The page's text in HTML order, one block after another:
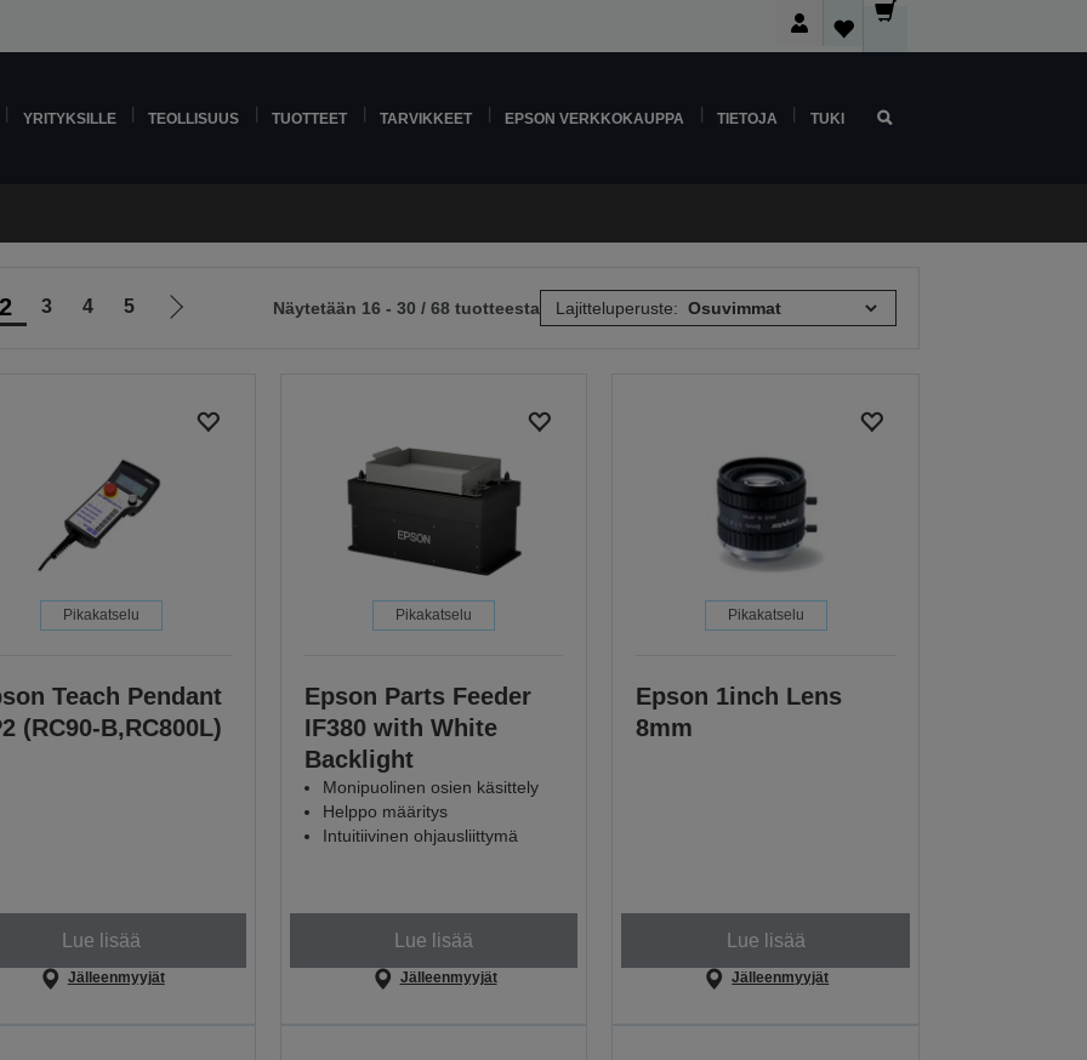
YRITYKSILLE TEOLLISUUS TUOTTEET TARVIKKEET EPSON VERKKOKAUPPA TIETOJA TUKI
2 3 4 5
Siirry
Näytetään 16 - 30 / 68 tuotteesta Lajitteluperuste:
Pikakatselu
Teach Pendant
(RC90-B,RC800L)
Lue lisää
Jälleenmyyjät
Pikakatselu
Epson Parts Feeder
IF380 with White
Backlight
Monipuolinen osien käsittely
Helppo määritys
Intuitiivinen ohjausliittymä
Lue lisää
Jälleenmyyjät
Pikakatselu
Epson 1inch Lens
8mm
Lue lisää
Jälleenmyyjät